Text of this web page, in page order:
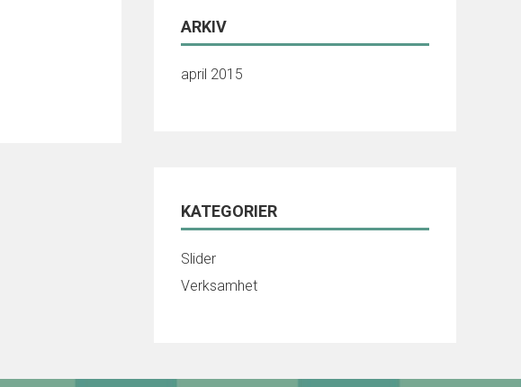
ARKIV
april 2015
KATEGORIER
Slider
Verksamhet